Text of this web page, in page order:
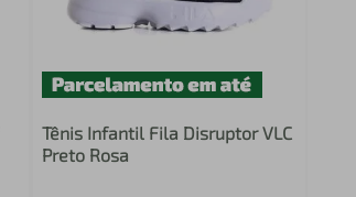
Tênis Infantil Fila Disruptor VLC
Preto Rosa